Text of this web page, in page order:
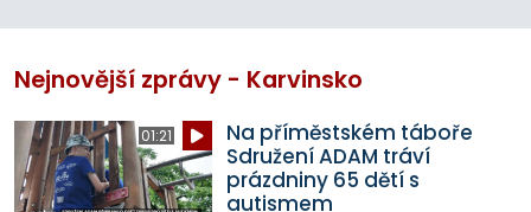
Nejnovější zprávy - Karvinsko
01:21
Na příměstském táboře
Sdružení ADAM tráví
prázdniny 65 dětí s
autismem